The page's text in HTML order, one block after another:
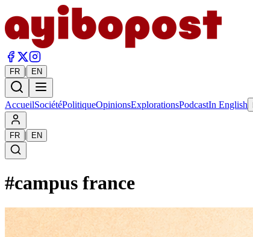
FR | EN
AccueilSociétéPolitiqueOpinionsExplorationsPodcastIn English
FR | EN
#campus france